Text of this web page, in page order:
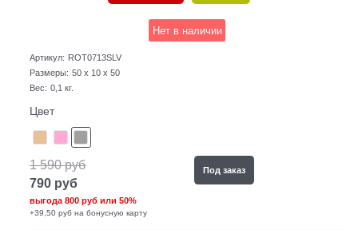
Нет в наличии
Артикул: ROT0713SLV
Размеры: 50 x 10 x 50
Вес: 0,1 кг.
Цвет
1 590 руб
790 руб
выгода800 руб или50%
+39,50 руб на бонусную карту
Под заказ